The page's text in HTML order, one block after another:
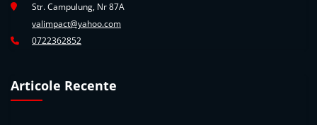
Str. Campulung, Nr 87A
valimpact@yahoo.com
0722362852
Articole Recente